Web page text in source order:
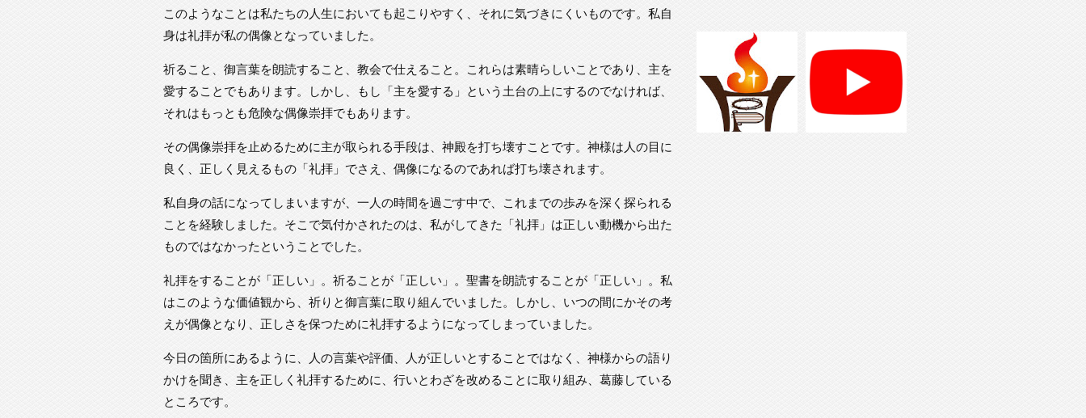
このようなことは私たちの人生においても起こりやすく、それに気づきにくいものです。私自
身は礼拝が私の偶像となっていました。
祈ること、御言葉を朗読すること、教会で仕えること。これらは素晴らしいことであり、主を
愛することでもあります。しかし、もし「主を愛する」という土台の上にするのでなければ、
それはもっとも危険な偶像崇拝でもあります。
その偶像崇拝を止めるために主が取られる手段は、神殿を打ち壊すことです。神様は人の目に
良く、正しく見えるもの「礼拝」でさえ、偶像になるのであれば打ち壊されます。
私自身の話になってしまいますが、一人の時間を過ごす中で、これまでの歩みを深く探られる
ことを経験しました。そこで気付かされたのは、私がしてきた「礼拝」は正しい動機から出た
ものではなかったということでした。
礼拝をすることが「正しい」。祈ることが「正しい」。聖書を朗読することが「正しい」。私
はこのような価値観から、祈りと御言葉に取り組んでいました。しかし、いつの間にかその考
えが偶像となり、正しさを保つために礼拝するようになってしまっていました。
今日の箇所にあるように、人の言葉や評価、人が正しいとすることではなく、神様からの語り
かけを聞き、主を正しく礼拝するために、行いとわざを改めることに取り組み、葛藤している
ところです。